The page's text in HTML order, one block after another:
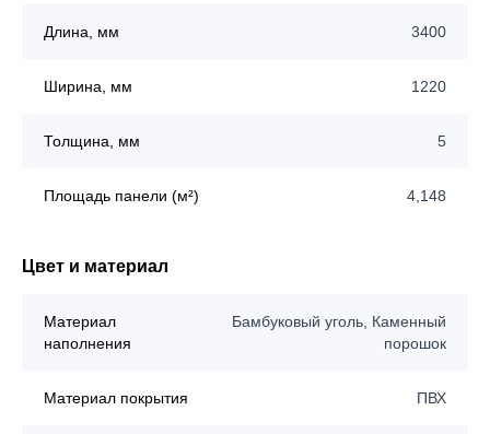
Длина, мм 3400
Ширина, мм 1220
Толщина, мм 5
Площадь панели (м²) 4,148
Цвет и материал
Материал
наполнения
Бамбуковый уголь, Каменный
порошок
Материал покрытия ПВХ